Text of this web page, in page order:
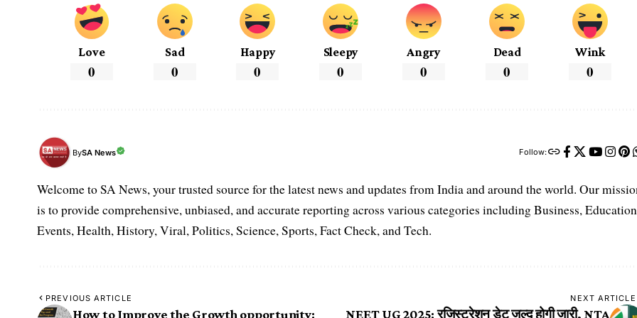
Love
0
Sad
0
Happy
0
Sleepy
0
Angry
0
Dead
0
Wink
0
BySA News Follow:
Welcome to SA News, your trusted source for the latest news and updates from India and around the world. Our
is to provide comprehensive, unbiased, and accurate reporting across various categories including Business,
Events, Health, History, Viral, Politics, Science, Sports, Fact Check, and Tech.
PREVIOUS ARTICLE
How to Improve the Growth opportunity:
NEXT ARTICLE
NEET UG 2025: रजिस्ट्रेशन डेट जल्द होगी जारी, NTA